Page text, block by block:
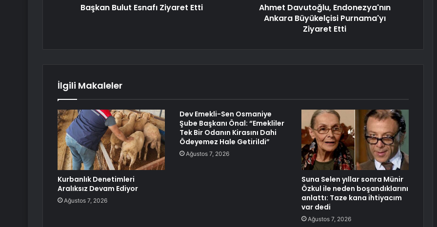
Başkan Bulut Esnafı Ziyaret Etti
Ahmet Davutoğlu, Endonezya'nın
Ankara Büyükelçisi Purnama'yı
Ziyaret Etti
İlgili Makaleler
Kurbanlık Denetimleri
Aralıksız Devam Ediyor
Ağustos 7, 2026
Dev Emekli-Sen Osmaniye
Şube Başkanı Önal: “Emekliler
Tek Bir Odanın Kirasını Dahi
Ödeyemez Hale Getirildi”
Ağustos 7, 2026
Suna Selen yıllar sonra Münir
Özkul ile neden boşandıklarını
anlattı: Taze kana ihtiyacım
var dedi
Ağustos 7, 2026